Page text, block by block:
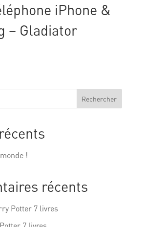
iPhone &
– Gladiator
Rechercher
!
récents
Potter 7 livres